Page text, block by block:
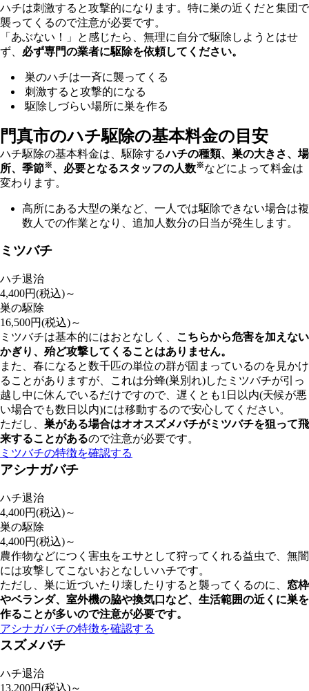
ハチは刺激すると攻撃的になります。特に巣の近くだと集団で
襲ってくるので注意が必要です。
「あぶない！」と感じたら、無理に自分で駆除しようとはせ
ず、 必ず専門の業者に駆除を依頼してください。
巣のハチは一斉に襲ってくる
刺激すると攻撃的になる
駆除しづらい場所に巣を作る
門真市のハチ駆除の基本料金の目安
ハチ駆除の基本料金は、駆除するハチの種類、巣の大きさ、場
所、季節※、必要となるスタッフの人数※などによって料金は
変わります。
高所にある大型の巣など、一人では駆除できない場合は複
数人での作業となり、追加人数分の日当が発生します。
ミツバチ
ハチ退治
4,400円(税込)～
巣の駆除
16,500円(税込)～
ミツバチは基本的にはおとなしく、 こちらから危害を加えない
かぎり、殆ど攻撃してくることはありません。
また、春になると数千匹の単位の群が固まっているのを見かけ
ることがありますが、これは分蜂(巣別れ)したミツバチが引っ
越し中に休んでいるだけですので、遅くとも1日以内(天候が悪
い場合でも数日以内)には移動するので安心してください。
ただし、 巣がある場合はオオスズメバチがミツバチを狙って飛
来することがあるので注意が必要です。
ミツバチの特徴を確認する
アシナガバチ
ハチ退治
4,400円(税込)～
巣の駆除
4,400円(税込)～
農作物などにつく害虫をエサとして狩ってくれる益虫で、無闇
には攻撃してこないおとなしいハチです。
ただし、巣に近づいたり壊したりすると襲ってくるのに、 窓枠
やベランダ、室外機の脇や換気口など、 生活範囲の近くに巣を
作ることが多いので注意が必要です。
アシナガバチの特徴を確認する
スズメバチ
ハチ退治
13,200円(税込)～